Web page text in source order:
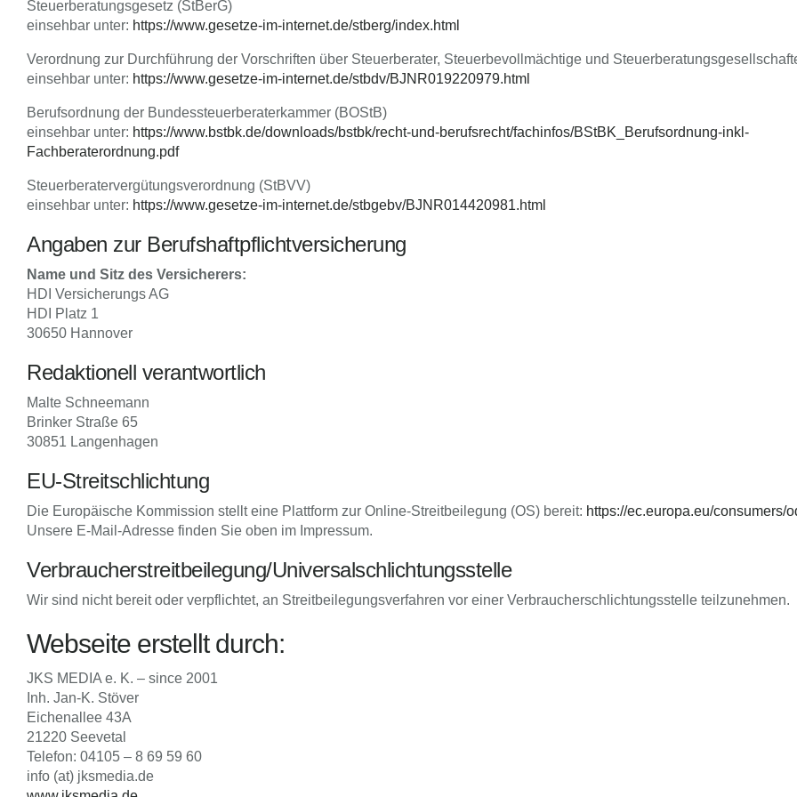
Steuerberatungsgesetz (StBerG)
einsehbar unter: https://www.gesetze-im-internet.de/stberg/index.html
Verordnung zur Durchführung der Vorschriften über Steuerberater, Steuerbevollmächtige und
einsehbar unter: https://www.gesetze-im-internet.de/stbdv/BJNR019220979.html
Berufsordnung der Bundessteuerberaterkammer (BOStB)
einsehbar unter: https://www.bstbk.de/downloads/bstbk/recht-und-berufsrecht/fachinfos/BStBK_Berufsordnung-inkl-
Fachberaterordnung.pdf
Steuerberatervergütungsverordnung (StBVV)
einsehbar unter: https://www.gesetze-im-internet.de/stbgebv/BJNR014420981.html
Angaben zur Berufs­haftpflicht­versicherung
Name und Sitz des Versicherers:
HDI Versicherungs AG
HDI Platz 1
30650 Hannover
Redaktionell verantwortlich
Malte Schneemann
Brinker Straße 65
30851 Langenhagen
EU-Streitschlichtung
Die Europäische Kommission stellt eine Plattform zur Online-Streitbeilegung (OS) bereit: https://ec.europa.eu/consumers/
Unsere E-Mail-Adresse finden Sie oben im Impressum.
Verbraucher­streit­beilegung/Universal­schlichtungs­stelle
Wir sind nicht bereit oder verpflichtet, an Streitbeilegungsverfahren vor einer Verbraucherschlichtungsstelle teilzunehmen.
Webseite erstellt durch:
JKS MEDIA e. K. – since 2001
Inh. Jan-K. Stöver
Eichenallee 43A
21220 Seevetal
Telefon: 04105 – 8 69 59 60
info (at) jksmedia.de